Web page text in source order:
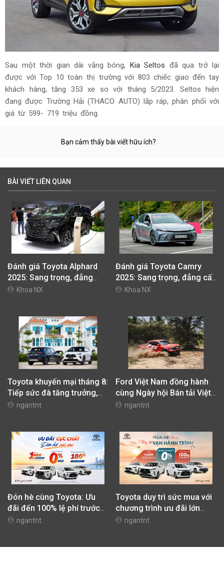
Sau một thời gian dài vắng bóng, Kia Seltos đã qua trở lại
được với Top 10 toàn thị trường với 803 chiếc giao đến tay
khách hàng, tăng 353 xe so với tháng 5/2023. Seltos hiện
đang được Trường Hải (THACO AUTO) lắp ráp, phân phối với
giá từ 599- 719 triệu đồng.
Bạn cảm thấy bài viết hữu ích?
BÀI VIẾT LIÊN QUAN
Đánh giá Toyota Alphard
2025: Sang trọng, đẳng
cấp, tiện nghi vượt trội
Khoa NX
Đánh giá Toyota Camry
2025: Sang trọng, đẳng cấp
và thân thiện môi trường
Khoa NX
Toyota khuyến mại tháng 8:
Tiếp sức đà tăng trưởng,
tối ưu chi phí mua xe
ngantnt
Ford Việt Nam đồng hành
cùng Ngày hội Bán tải Việt
Nam 2026 (Vietnam Pickup
ngantnt
Đón hè cùng Toyota: Ưu
đãi đến 100% lệ phí trước
bạ ngantnt
Toyota duy trì sức mua với
chương trình ưu đãi lớn
trong tháng 4
ngantnt